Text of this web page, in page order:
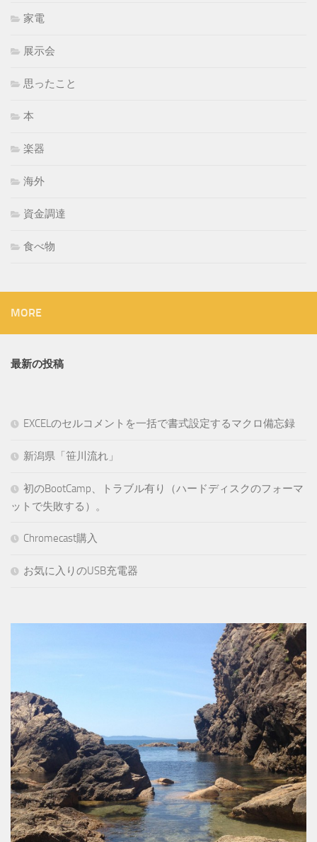
家電
展示会
思ったこと
本
楽器
海外
資金調達
食べ物
MORE
最新の投稿
EXCELのセルコメントを一括で書式設定するマクロ備忘録
新潟県「笹川流れ」
初のBootCamp、トラブル有り（ハードディスクのフォーマ
ットで失敗する）。
Chromecast購入
お気に入りのUSB充電器